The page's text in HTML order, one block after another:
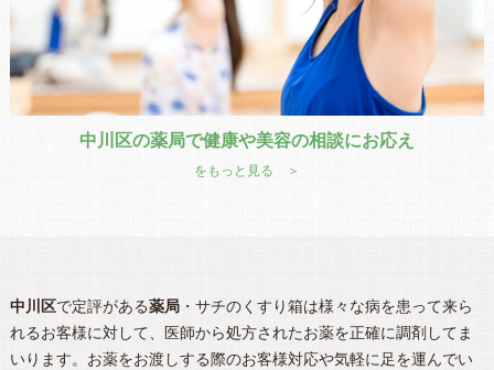
中川区の薬局で健康や美容の相談にお応え
をもっと見る ＞
中川区で定評がある薬局・サチのくすり箱は様々な病を患って来ら
れるお客様に対して、医師から処方されたお薬を正確に調剤してま
いります。お薬をお渡しする際のお客様対応や気軽に足を運んでい